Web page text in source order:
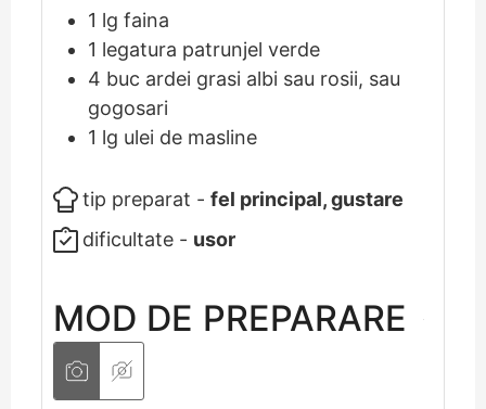
1 lg faina
1 legatura patrunjel verde
4 buc ardei grasi albi sau rosii, sau
gogosari
1 lg ulei de masline
tip preparat -fel principal, gustare
dificultate - usor
MOD DE PREPARARE